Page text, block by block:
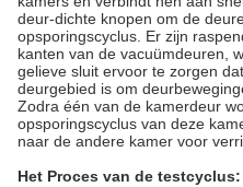
deur-dichte knopen om de
opsporingscyclus. Er zijn
kanten van de vacuümdeuren,
gelieve sluit ervoor te zorgen
deurgebied is om
Zodra één van de kamerdeur
opsporingscyclus van deze
naar de andere kamer voor
Het Proces van de testcyclus: